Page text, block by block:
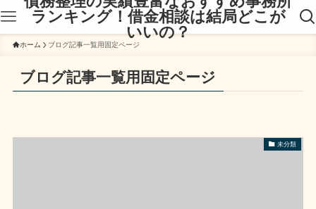
ランキング！借金相談は結局どこが
いいの？
ホーム ブログ記事一覧用固定ページ
ブログ記事一覧用固定ページ
未分類